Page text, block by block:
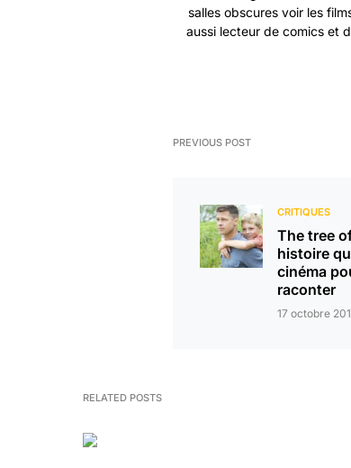
salles obscures voir les
aussi lecteur de comics et
PREVIOUS POST
CRITIQUES
The tree
histoire
cinéma
raconter
17 octobre
RELATED POSTS